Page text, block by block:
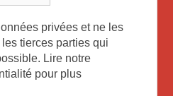
privées et ne les
tierces parties qui
Lire notre
pour plus